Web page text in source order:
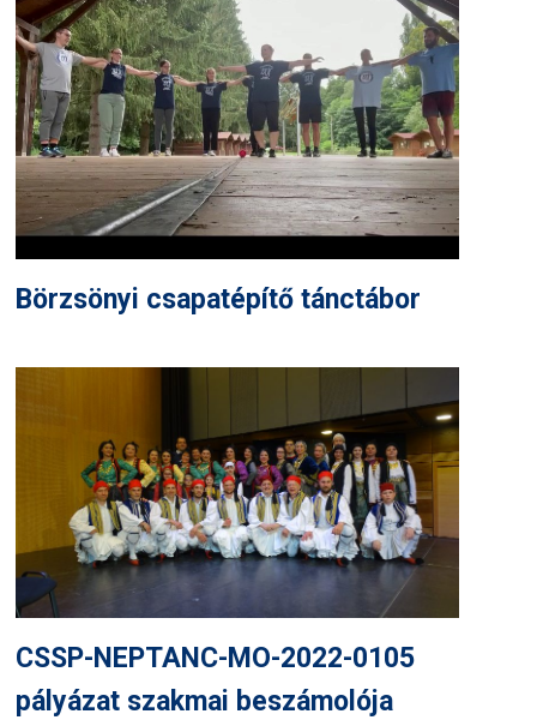
Börzsönyi csapatépítő tánctábor
CSSP-NEPTANC-MO-2022-0105
pályázat szakmai beszámolója